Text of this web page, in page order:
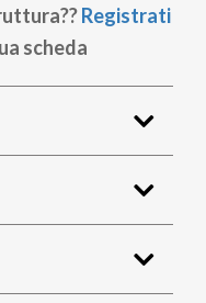
Registrati
scheda